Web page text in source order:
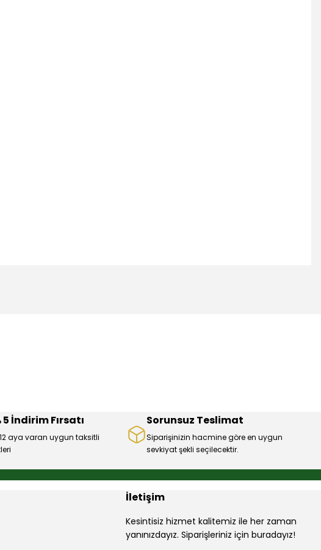
İndirim Fırsatı
aya varan uygun taksitli
Sorunsuz Teslimat
Siparişinizin hacmine göre en uygun
sevkiyat şekli seçilecektir.
İletişim
Kesintisiz hizmet kalitemiz ile her zaman
yanınızdayız. Siparişleriniz için buradayız!